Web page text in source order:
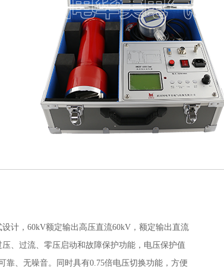
计，60kV额定输出高压直流60kV，额定输出直流
、过流、零压启动和故障保护功能，电压保护值
靠、无噪音。同时具有0.75倍电压切换功能，方便